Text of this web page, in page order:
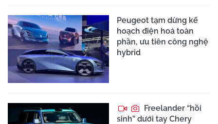
Peugeot tạm dừng kế
hoạch điện hoá toàn
phần, ưu tiên công nghệ
hybrid
Freelander “hồi
sinh” dưới tay Chery